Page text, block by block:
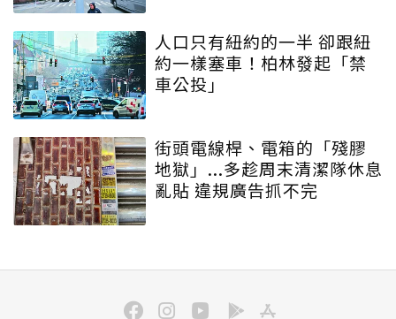
人口只有紐約的一半 卻跟紐
約一樣塞車！柏林發起「禁
車公投」
街頭電線桿、電箱的「殘膠
地獄」...多趁周末清潔隊休息
亂貼 違規廣告抓不完